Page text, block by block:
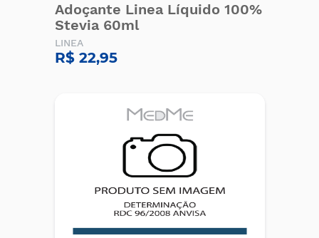
Adoçante Linea Líquido 100%
Stevia 60ml
LINEA
R$ 22,95